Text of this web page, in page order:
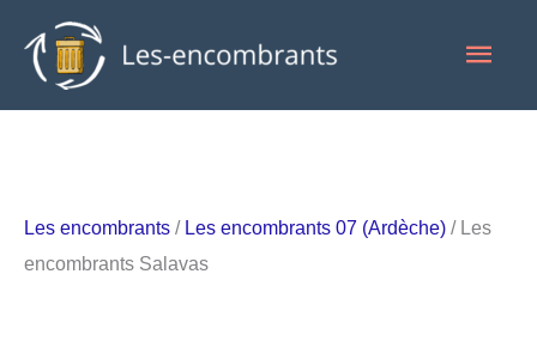
contenu
Les encombrants / Les encombrants 07 (Ardèche) / Les
encombrants Salavas